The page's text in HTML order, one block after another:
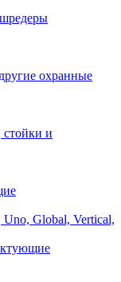
охранные
и
Global, Vertical,